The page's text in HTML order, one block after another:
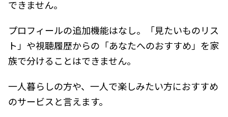
できません。
プロフィールの追加機能はなし。「見たいものリス
ト」や視聴履歴からの「あなたへのおすすめ」を家
族で分けることはできません。
一人暮らしの方や、一人で楽しみたい方におすすめ
のサービスと言えます。